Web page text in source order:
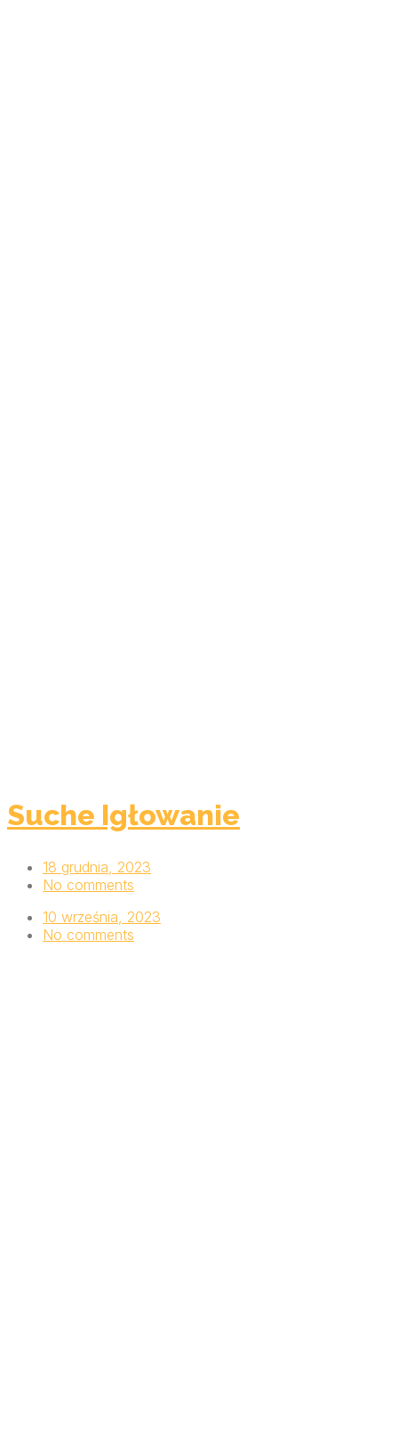
Suche Igłowanie
18 grudnia, 2023
No comments
10 września, 2023
No comments